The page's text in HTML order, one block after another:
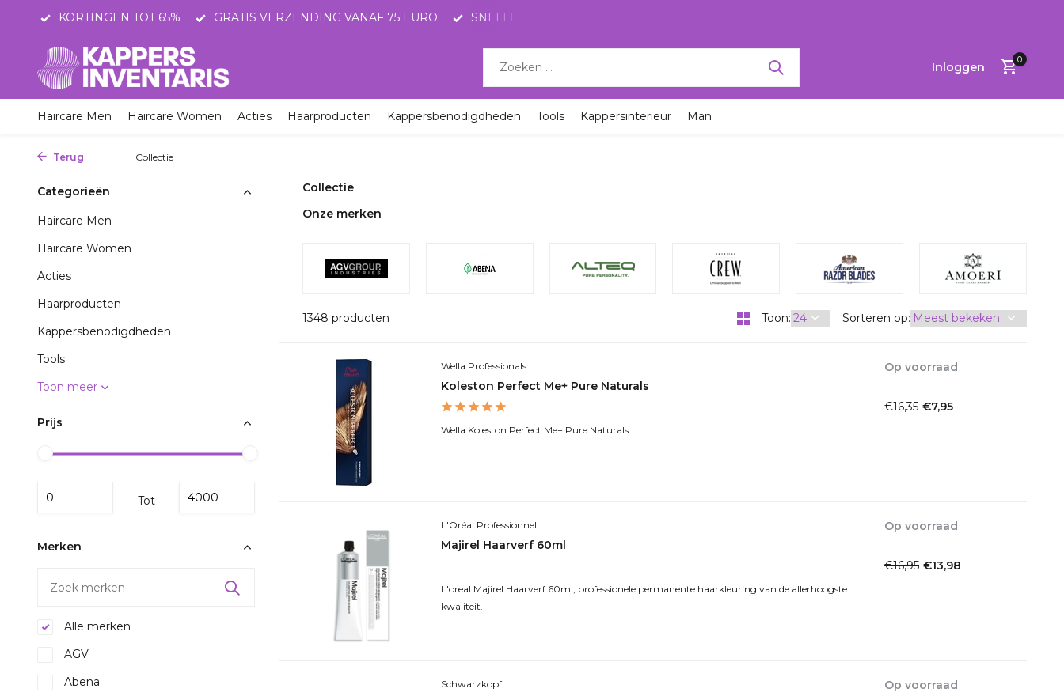
KORTINGEN TOT 65% GRATIS VERZENDING VANAF 75 EURO SNELLE LEVERING MET POSTNL
Inloggen
0
Haircare Men Haircare Women Acties Haarproducten Kappersbenodigdheden Tools Kappersinterieur Man
Terug Collectie
Categorieën
Haircare Men
Haircare Women
Acties
Haarproducten
Kappersbenodigdheden
Tools
Toon meer
Prijs
Tot
Merken
Alle merken
AGV
Abena
Collectie
Onze merken
1348 producten Toon: Sorteren op:
Wella Professionals
Koleston Perfect Me+ Pure Naturals
Wella Koleston Perfect Me+ Pure Naturals
Op voorraad
€16,35 €7,95
L'Oréal Professionnel
Majirel Haarverf 60ml
L'oreal Majirel Haarverf 60ml, professionele permanente haarkleuring van de allerhoogste
kwaliteit.
Op voorraad
€16,95 €13,98
Schwarzkopf Op voorraad